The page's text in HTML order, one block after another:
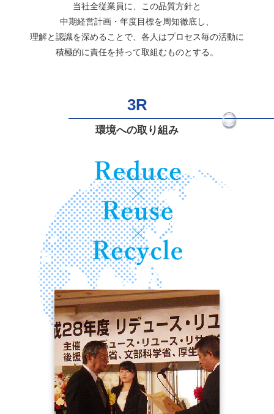
当社全従業員に、この品質方針と
中期経営計画・年度目標を周知徹底し、
理解と認識を深めることで、各人はプロセス毎の活動に
積極的に責任を持って取組むものとする。
3R
環境への取り組み